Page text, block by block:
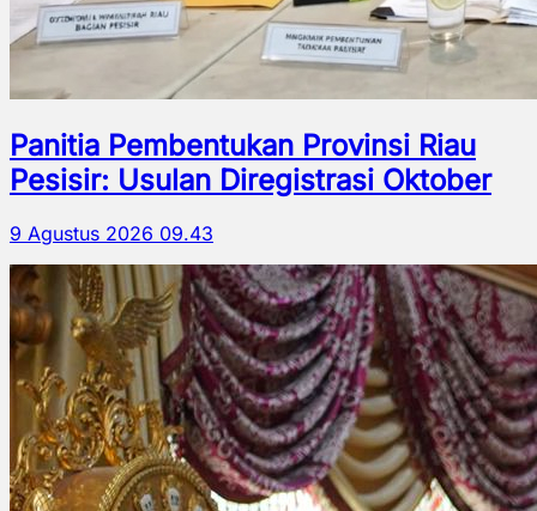
Panitia Pembentukan Provinsi Riau
Pesisir: Usulan Diregistrasi Oktober
9 Agustus 2026 09.43